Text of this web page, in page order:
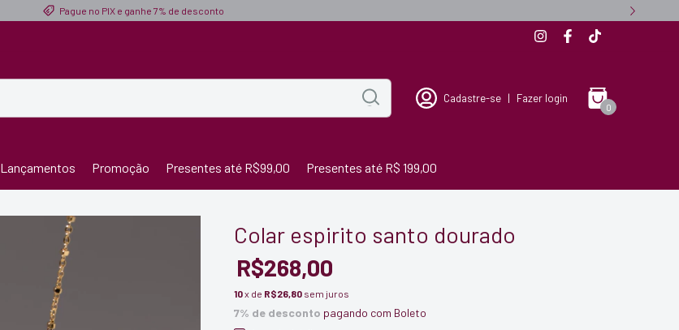
Pague no PIX e ganhe 7% de desconto
Cadastre-se | Fazer login
0
Lançamentos Promoção Presentes até R$99,00 Presentes até R$ 199,00
Colar espirito santo dourado
R$268,00
10x de R$26,80 sem juros
7% de desconto pagando com Boleto